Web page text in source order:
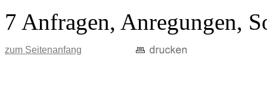
7 Anfragen, Anregungen,
zum Seitenanfang